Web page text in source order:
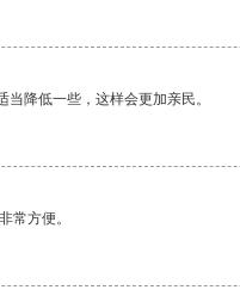
降低一些，这样会更加亲民。
常方便。